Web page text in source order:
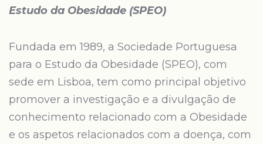
Estudo da Obesidade (SPEO)
Fundada em 1989, a Sociedade Portuguesa
para o Estudo da Obesidade (SPEO), com
sede em Lisboa, tem como principal objetivo
promover a investigação e a divulgação de
conhecimento relacionado com a Obesidade
e os aspetos relacionados com a doença, com